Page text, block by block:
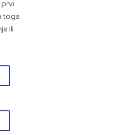
toga
ili